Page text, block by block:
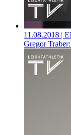
11.08.2018 |
Gregor